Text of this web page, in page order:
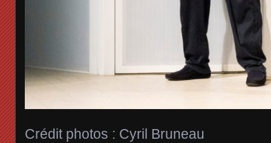
Crédit photos : Cyril Bruneau